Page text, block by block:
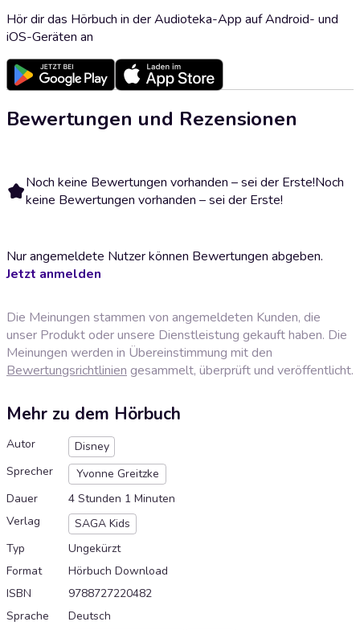
Hör dir das Hörbuch in der Audioteka-App auf Android- und
iOS-Geräten an
Bewertungen und Rezensionen
Noch keine Bewertungen vorhanden – sei der Erste!Noch
keine Bewertungen vorhanden – sei der Erste!
Nur angemeldete Nutzer können Bewertungen abgeben.
Jetzt anmelden
Die Meinungen stammen von angemeldeten Kunden, die
unser Produkt oder unsere Dienstleistung gekauft haben. Die
Meinungen werden in Übereinstimmung mit den
Bewertungsrichtlinien gesammelt, überprüft und veröffentlicht.
Mehr zu dem Hörbuch
Autor
Disney
Sprecher
Yvonne Greitzke
Dauer
4 Stunden 1 Minuten
Verlag
SAGA Kids
Typ
Ungekürzt
Format
Hörbuch Download
ISBN
9788727220482
Sprache
Deutsch